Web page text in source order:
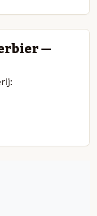
—